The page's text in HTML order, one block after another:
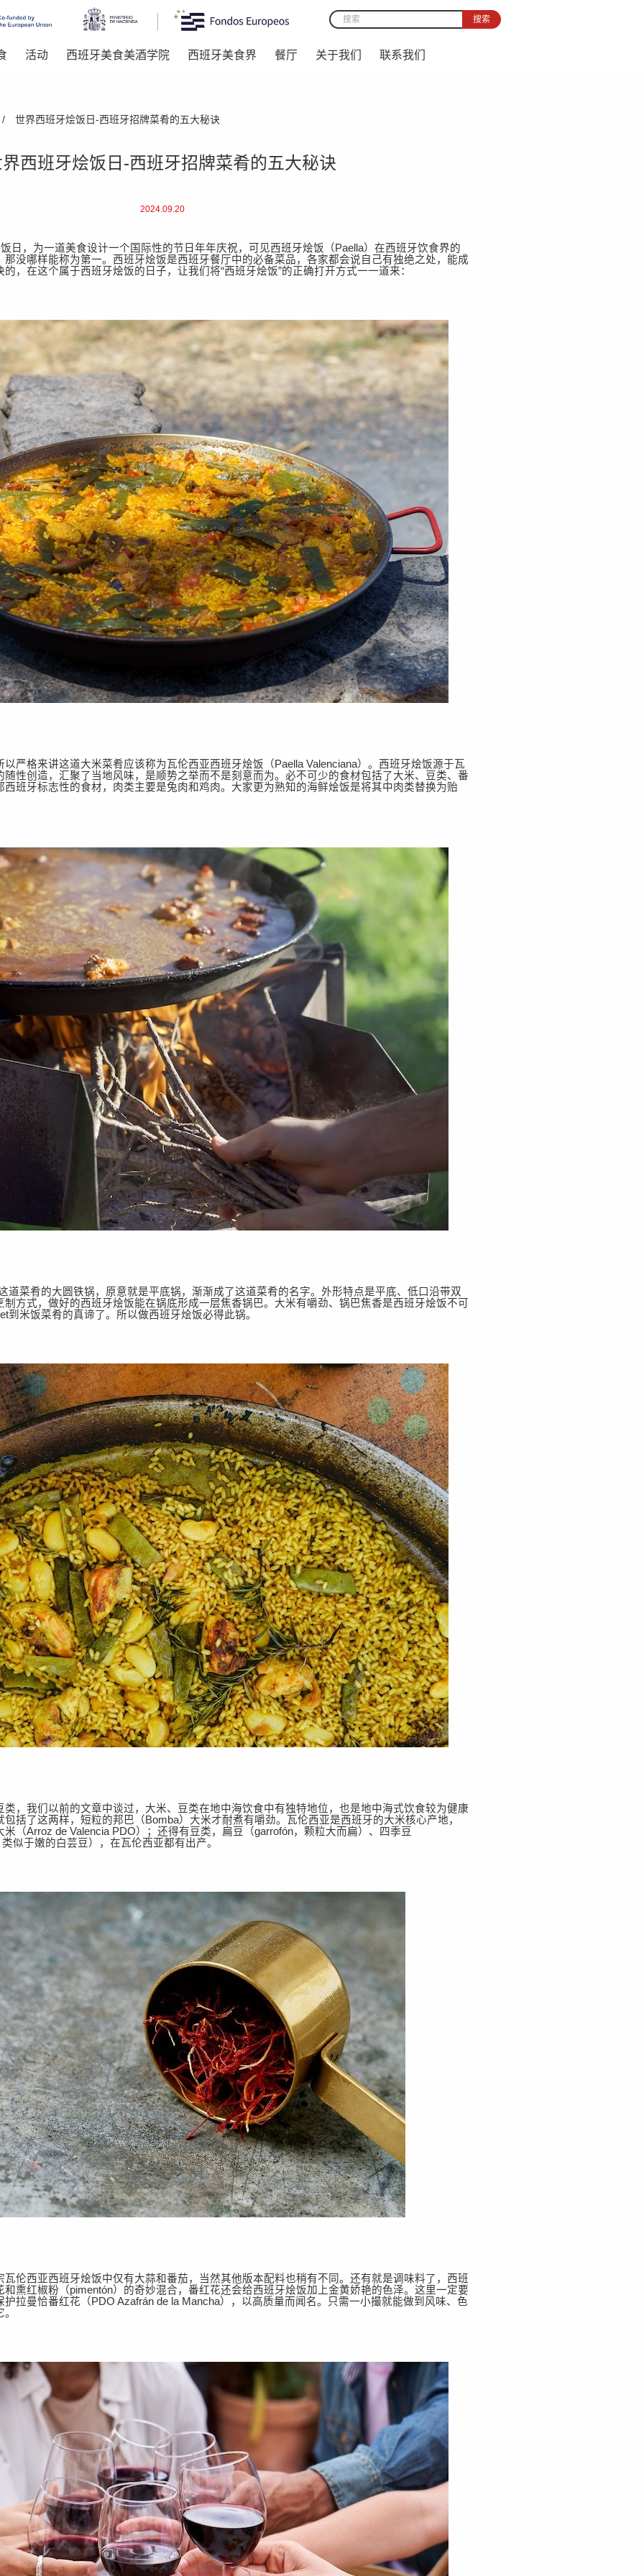
Search form
搜索
活动 西班牙美食美酒学院 西班牙美食界 餐厅 关于我们 联系我们
/ 世界西班牙烩饭日-西班牙招牌菜肴的五大秘诀
西班牙烩饭日-西班牙招牌菜肴的五大秘诀
2024.09.20
日，为一道美食设计一个国际性的节日年年庆祝，可见西班牙烩饭（Paella）在西班牙饮食界的
没哪样能称为第一。西班牙烩饭是西班牙餐厅中的必备菜品，各家都会说自己有独绝之处，能成
，在这个属于西班牙烩饭的日子，让我们将“西班牙烩饭”的正确打开方式一一道来：
严格来讲这道大米菜肴应该称为瓦伦西亚西班牙烩饭（ Paella Valenciana）。西班牙烩饭源于瓦
性创造，汇聚了当地风味，是顺势之举而不是刻意而为。必不可少的食材包括了大米、豆类、番
班牙标志性的食材，肉类主要是兔肉和鸡肉。大家更为熟知的海鲜烩饭是将其中肉类替换为贻
道菜肴的大圆铁锅，原意就是平底锅，渐渐成了这道菜肴的名字。外形特点是平底、低口沿带双
方式，做好的西班牙烩饭能在锅底形成一层焦香锅巴。大米有嚼劲、锅巴焦香是西班牙烩饭不可
到米饭菜肴的真谛了。所以做西班牙烩饭必得此锅。
，我们以前的文章中谈过，大米、豆类在地中海饮食中有独特地位，也是地中海式饮食较为健康
括了这两样，短粒的邦巴（ Bomba） 大米才耐煮有嚼劲。瓦伦西亚是西班牙的大米核心产地，
米（Arroz de Valencia PDO）；还得有豆类，扁豆（garrofón，颗粒大而扁） 、
四季豆
似于嫩的白芸豆 ），在瓦伦西亚都有出产。
伦西亚西班牙烩饭中仅有大蒜和番茄，当然其他版本配料也稍有不同。还有就是调味料了，西班
和熏红椒粉（pimentón）的奇妙混合，番红花还会给西班牙烩饭加上金黄娇艳的色泽。这里一定要
拉曼恰番红花（PDO Azafrán de la Mancha），以高质量而闻名。只需一小撮就能做到风味、色